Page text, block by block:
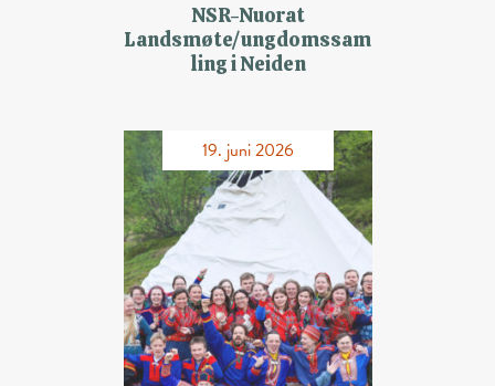
NSR-Nuorat
Landsmøte/ungdomssam
ling i Neiden
19. juni 2026